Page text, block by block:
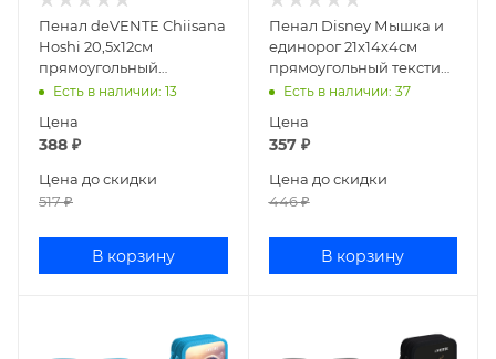
Пенал deVENTE Chiisana
Hoshi 20,5x12см
прямоугольный
ламинированный
Есть в наличии: 13
Цена
388 ₽
Цена до скидки
517₽
В корзину
Пенал Disney Мышка и
единорог 21x14х4см
прямоугольный текстиль
с внутр откидным
Есть в наличии: 37
Цена
357₽
Цена до скидки
446₽
В корзину